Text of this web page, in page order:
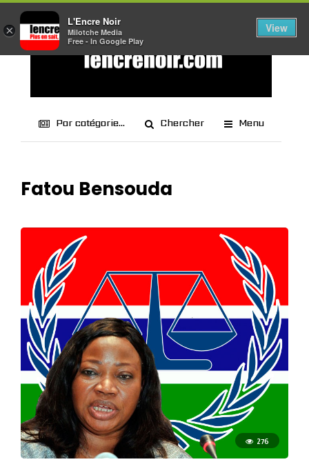
Par catégorie... Chercher Menu
Fatou Bensouda
276
×
L'Encre Noir
Milotche Media
Free - In Google Play
View